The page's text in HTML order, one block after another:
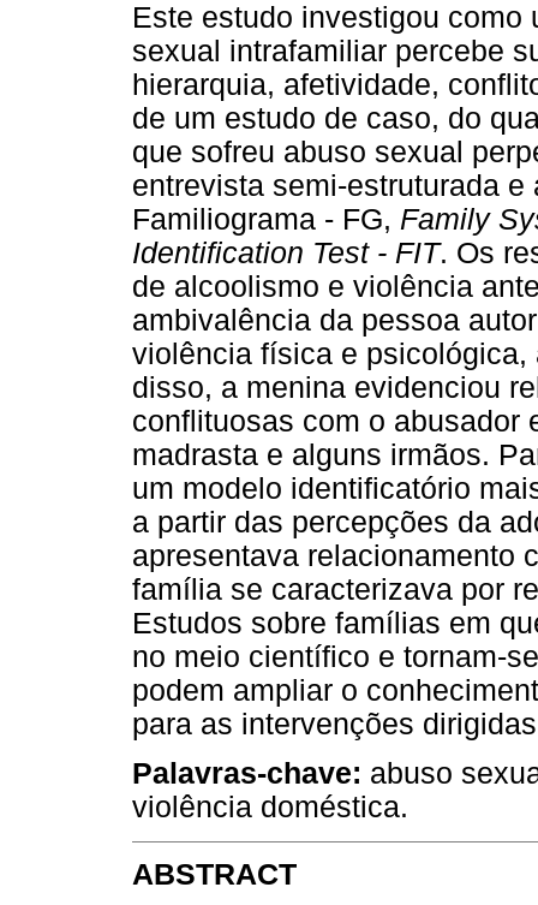
Este estudo investigou
sexual intrafamiliar percebe
hierarquia, afetividade,
de um estudo de caso, do
que sofreu abuso sexual
entrevista semi-estruturada
Familiograma - FG, Family
Identification Test - FIT. Os
de alcoolismo e violência
ambivalência da pessoa
violência física e
disso, a menina evidenciou
conflituosas com o abusador
madrasta e alguns irmãos.
um modelo identificatório
a partir das percepções da
apresentava relacionamento
família se caracterizava por
Estudos sobre famílias em
no meio científico e tornam-
podem ampliar o
para as intervenções
Palavras-chave: abuso
violência doméstica.
ABSTRACT